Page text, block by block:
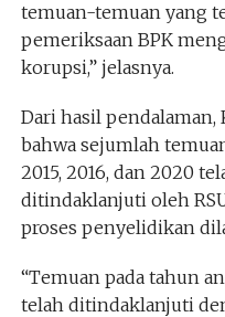
temuan-temuan yang
pemeriksaan BPK
korupsi,” jelasnya.
Dari hasil pendalaman,
bahwa sejumlah
2015, 2016, dan 2020
ditindaklanjuti oleh
proses penyelidikan
“Temuan pada tahun
telah ditindaklanjuti